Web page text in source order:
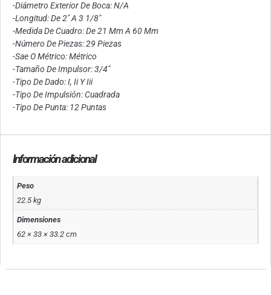
-Diámetro Exterior De Boca: N/A
-Longitud: De 2″ A 3 1/8″
-Medida De Cuadro: De 21 Mm A 60 Mm
-Número De Piezas: 29 Piezas
-Sae O Métrico: Métrico
-Tamaño De Impulsor: 3/4″
-Tipo De Dado: I, Ii Y Iii
-Tipo De Impulsión: Cuadrada
-Tipo De Punta: 12 Puntas
Información adicional
Peso
22.5 kg
Dimensiones
62 × 33 × 33.2 cm